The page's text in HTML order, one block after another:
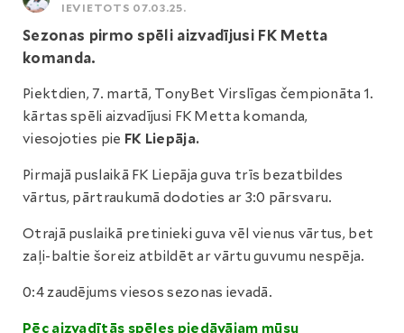
IEVIETOTS 07.03.25.
Sezonas pirmo spēli aizvadījusi FK Metta
komanda.
Piektdien, 7. martā, TonyBet Virslīgas čempionāta 1.
kārtas spēli aizvadījusi FK Metta komanda,
viesojoties pie FK Liepāja.
Pirmajā puslaikā FK Liepāja guva trīs bezatbildes
vārtus, pārtraukumā dodoties ar 3:0 pārsvaru.
Otrajā puslaikā pretinieki guva vēl vienus vārtus, bet
zaļi-baltie šoreiz atbildēt ar vārtu guvumu nespēja.
0:4 zaudējums viesos sezonas ievadā.
Pēc aizvadītās spēles piedāvājam mūsu